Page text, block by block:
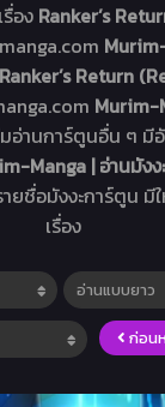
อง Ranker’s
Ranker’s Return
Murim-
อ่านการ์ตูนอื่น ๆ มี
Manga | อ่านมัง
ยชื่อมังงะการ์ตูน มี
เรื่อง
ก่อน